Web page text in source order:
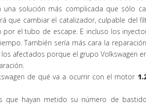
una solución más complicada que sólo
que cambiar el catalizador, culpable del
el tubo de escape. E incluso los
También sería más cara la
afectados porque el grupo Volkswagen
de qué va a ocurrir con el motor
que hayan metido su número de